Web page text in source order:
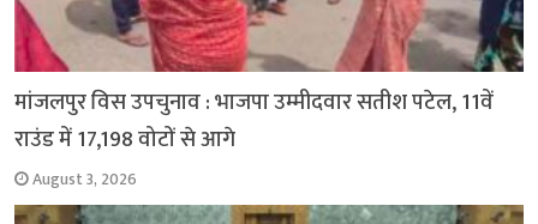
मांजलपुर विस उपचुनाव : भाजपा उम्मीदवार सतीश पटेल, 11वें
राउंड में 17,198 वोटों से आगे
August 3, 2026